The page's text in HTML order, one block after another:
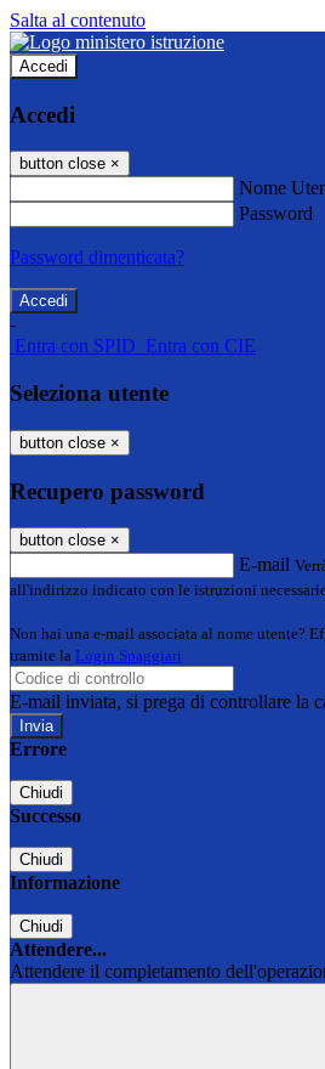
Salta al contenuto
Accedi
Accedi
button close ×
Nome
Password
Password dimenticata?
-
Entra con SPID Entra con CIE
Seleziona utente
button close ×
Recupero password
button close ×
E-mail
all'indirizzo indicato con le istruzioni
Non hai una e-mail associata al nome utente?
tramite la Login Spaggiari
E-mail inviata, si prega di controllare la
Errore
Chiudi
Successo
Chiudi
Informazione
Chiudi
Attendere...
Attendere il completamento